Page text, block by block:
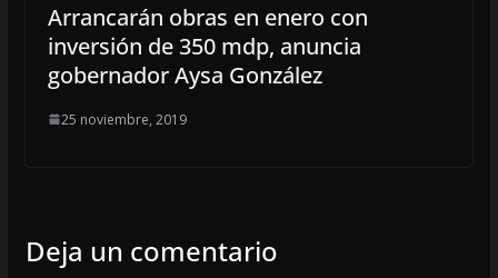
Arrancarán obras en enero con
inversión de 350 mdp, anuncia
gobernador Aysa González
25 noviembre, 2019
Deja un comentario